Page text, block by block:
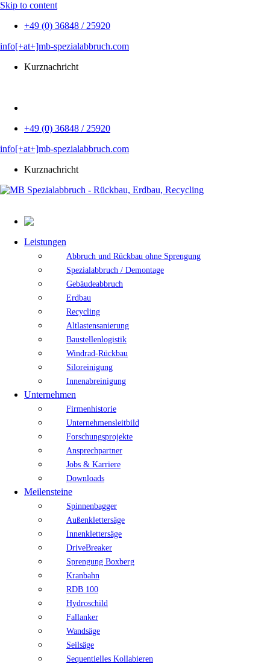
Skip to content
+49 (0) 36848 / 25920
info[+at+]mb-spezialabbruch.com
Kurznachricht
+49 (0) 36848 / 25920
info[+at+]mb-spezialabbruch.com
Kurznachricht
Leistungen
Abbruch und Rückbau ohne Sprengung
Spezialabbruch / Demontage
Gebäudeabbruch
Erdbau
Recycling
Altlastensanierung
Baustellenlogistik
Windrad-Rückbau
Siloreinigung
Innenabreinigung
Unternehmen
Firmenhistorie
Unternehmensleitbild
Forschungsprojekte
Ansprechpartner
Jobs & Karriere
Downloads
Meilensteine
Spinnenbagger
Außenklettersäge
Innenklettersäge
DriveBreaker
Sprengung Boxberg
Kranbahn
RDB 100
Hydroschild
Fallanker
Wandsäge
Seilsäge
Sequentielles Kollabieren